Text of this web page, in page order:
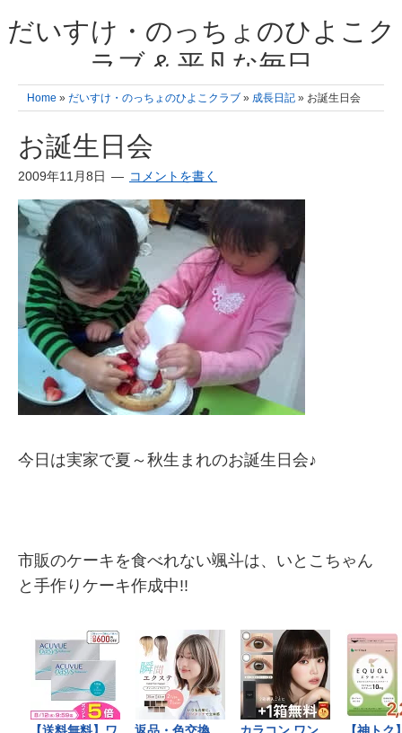
だいすけ・のっちょのひよこク
ラブ & 平凡な毎日
我が家の3人のひよこ成長日記と雑記 何十年後かに、大きくなったひよ
こ達とこの成長記を読み返すことを夢見て。& 3児ママの平凡日記 日々
Home » だいすけ・のっちょのひよこクラブ » 成長日記 » お誕生日会
お誕生日会
2009年11月8日 コメントを書く
今日は実家で夏～秋生まれのお誕生日会♪
市販のケーキを食べれない颯斗は、いとこちゃん
と手作りケーキ作成中!!